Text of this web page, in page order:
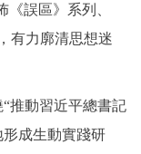
《誤區》系列、
有力廓清思想迷
動習近平總書記
成生動實踐研